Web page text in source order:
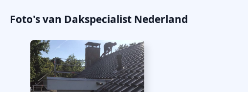
Foto's van Dakspecialist Nederland